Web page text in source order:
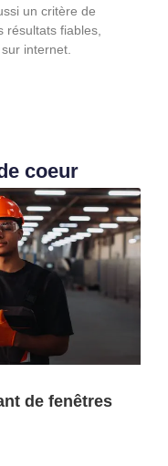
un critère de
résultats fiables,
internet.
coeur
de fenêtres